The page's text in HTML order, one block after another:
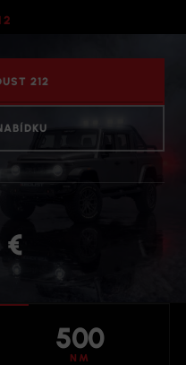
212
500
NM